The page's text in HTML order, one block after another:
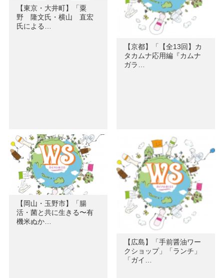
【東京・大井町】「粟
野 隆文氏・横山 直宏
氏による…
【京都】「【全13回】カ
タカムナ応用編『カムナ
ガラ…
【岡山・玉野市】「腸
活・菌と共に生きる〜有
機米ぬか…
【広島】「手前醤油ワー
クショップ」「ランチ」
「ガイ…